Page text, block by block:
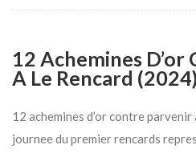
12 Achemines
A Le Rencard
12 achemines d’or contre
journee du premier rencards